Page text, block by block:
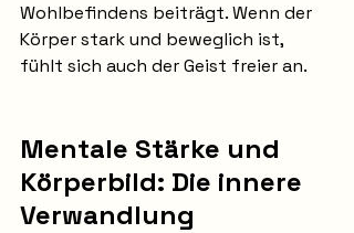
Wohlbefindens beiträgt. Wenn der
Körper stark und beweglich ist,
fühlt sich auch der Geist freier an.
Mentale Stärke und
Körperbild: Die innere
Verwandlung